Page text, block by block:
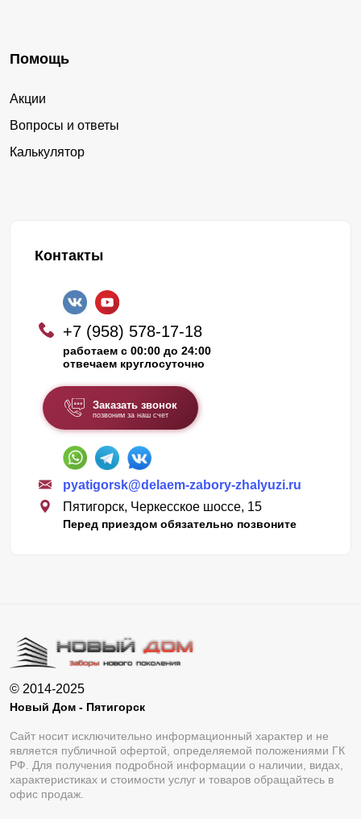
Помощь
Акции
Вопросы и ответы
Калькулятор
Контакты
+7 (958) 578-17-18
работаем с 00:00 до 24:00
отвечаем круглосуточно
Заказать звонок
позвоним за наш счет
pyatigorsk@delaem-zabory-zhalyuzi.ru
Пятигорск, Черкесское шоссе, 15
Перед приездом обязательно позвоните
© 2014-2025
Новый Дом - Пятигорск
Сайт носит исключительно информационный характер и не
является публичной офертой, определяемой положениями ГК
РФ. Для получения подробной информации о наличии, видах,
характеристиках и стоимости услуг и товаров обращайтесь в
офис продаж.